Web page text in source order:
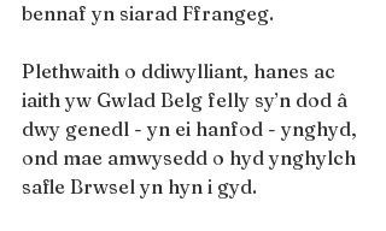
bennaf yn siarad Ffrangeg.
Plethwaith o ddiwylliant, hanes ac
iaith yw Gwlad Belg felly sy’n dod â
dwy genedl - yn ei hanfod - ynghyd,
ond mae amwysedd o hyd ynghylch
safle Brwsel yn hyn i gyd.